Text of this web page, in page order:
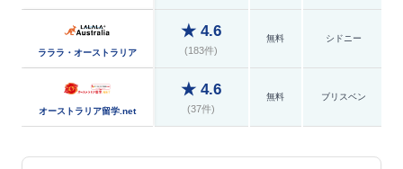
ラララ・オーストラリア
★ 4.6
(183件)
無料 シドニー
オーストラリア留学.net
★ 4.6
(37件)
無料 ブリスベン